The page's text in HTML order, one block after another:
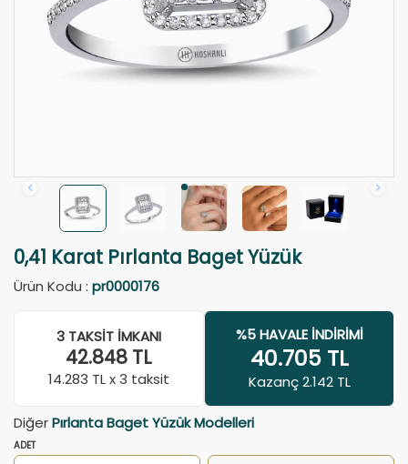
0,41 Karat Pırlanta Baget Yüzük
Ürün Kodu : pr0000176
3 TAKSIT İMKANI
42.848 TL
14.283 TL x 3 taksit
%5 HAVALE İNDIRIMI
40.705 TL
Kazanç 2.142 TL
DiğerPırlanta Baget Yüzük Modelleri
ADET